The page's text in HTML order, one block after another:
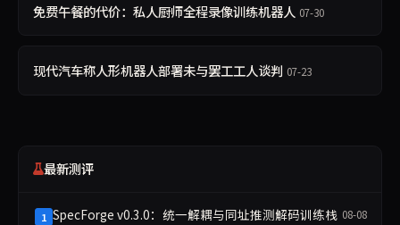
免费午餐的代价：私人厨师全程录像训练机器人 07-30
现代汽车称人形机器人部署未与罢工工人谈判 07-23
最新测评
1 SpecForge v0.3.0：统一解耦与同址推测解码训练栈 08-08